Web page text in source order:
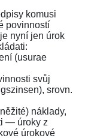
komusi
povinností
nyní jen úrok
(usurae
svůj
srovn.
náklady,
— úroky z
úrokové